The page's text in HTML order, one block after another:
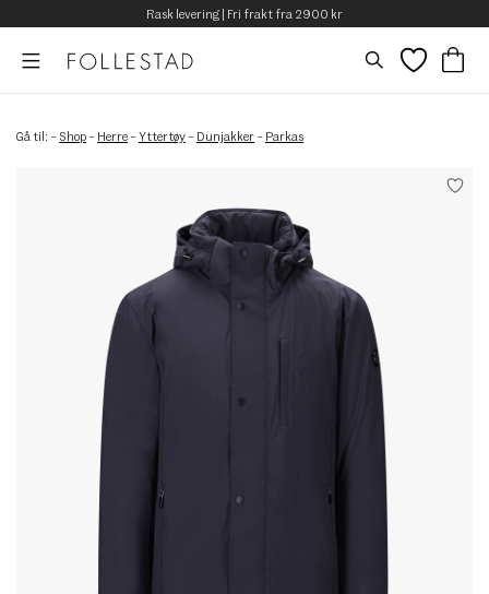
Rask levering | Fri frakt fra 2900 kr
Gå til: – Shop – Herre –Yttertøy – Dunjakker – Parkas